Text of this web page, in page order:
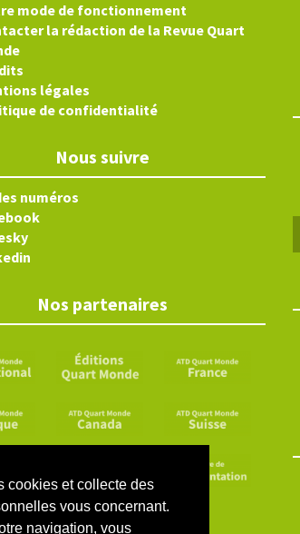
cookies et collecte des
vous concernant.
navigation, vous
mode de fonctionnement
la rédaction de la Revue Quart
légales
de confidentialité
Nous suivre
numéros
Nos partenaires